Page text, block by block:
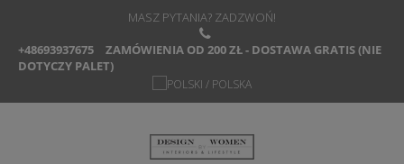
MASZ PYTANIA? ZADZWOŃ!
+48693937675
ZAMÓWIENIA OD 200 ZŁ - DOSTAWA GRATIS (NIE
DOTYCZY PALET)